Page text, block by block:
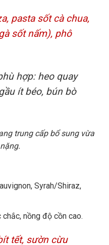
pasta sốt cà chua,
sốt nấm), phô
hợp: heo quay
ít béo, bún bò
trung cấp bổ sung vừa
Syrah/Shiraz,
nồng độ cồn cao.
tết, sườn cừu